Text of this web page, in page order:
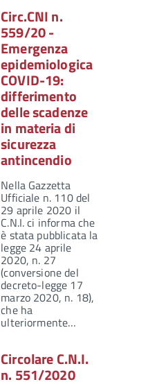
Circ.CNI n.
559/20 -
Emergenza
epidemiologica
COVID-19:
differimento
delle scadenze
in materia di
sicurezza
antincendio
Nella Gazzetta
Ufficiale n. 110 del
29 aprile 2020 il
C.N.I. ci informa che
è stata pubblicata la
legge 24 aprile
2020, n. 27
(conversione del
decreto-legge 17
marzo 2020, n. 18),
che ha
ulteriormente…
Circolare C.N.I.
n. 551/2020